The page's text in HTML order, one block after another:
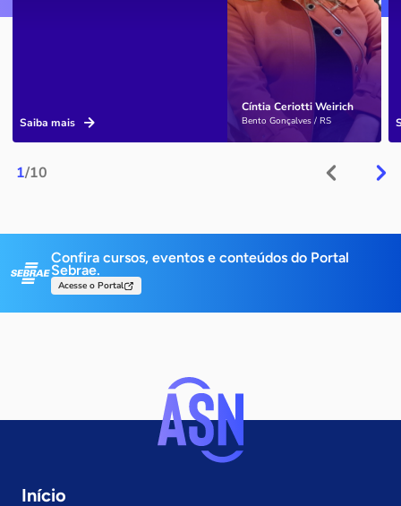
1/10
Cíntia Ceriotti Weirich
Bento Gonçalves / RS
Saiba mais
Confira cursos, eventos e conteúdos do Portal
Sebrae.
Acesse o Portal
Início